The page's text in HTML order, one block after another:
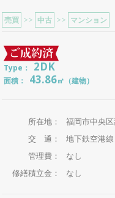
売買 >> 中古 >> マンション
Type： 2DK
面積： 43.86㎡（建物）
所在地：
福岡市中央
交 通：
地下鉄空港
管理費：
なし
修繕積立金：
なし